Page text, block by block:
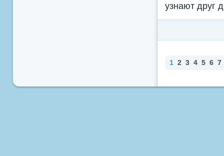
узнают друг
1 2 3 4 5 6 7